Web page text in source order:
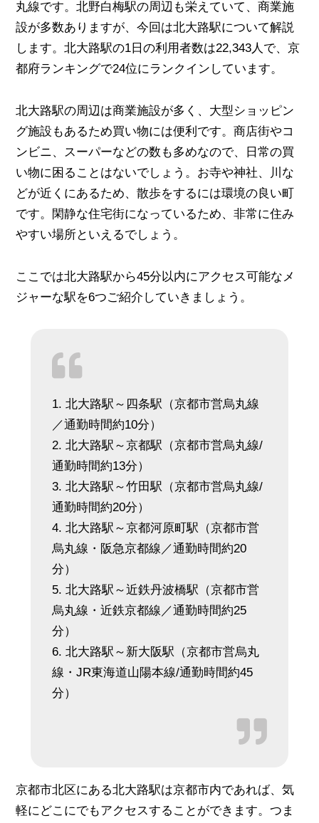
丸線です。北野白梅駅の周辺も栄えていて、商業施
設が多数ありますが、今回は北大路駅について解説
します。北大路駅の1日の利用者数は22,343人で、京
都府ランキングで24位にランクインしています。
北大路駅の周辺は商業施設が多く、大型ショッピン
グ施設もあるため買い物には便利です。商店街やコ
ンビニ、スーパーなどの数も多めなので、日常の買
い物に困ることはないでしょう。 お寺や神社、川な
どが近くにあるため、散歩をするには環境の良い町
です。閑静な住宅街になっているため、非常に住み
やすい場所といえるでしょう。
ここでは北大路駅から45分以内にアクセス可能なメ
ジャーな駅を6つご紹介していきましょう。
1. 北大路駅～四条駅（京都市営烏丸線
／通勤時間約10分）
2. 北大路駅～京都駅（京都市営烏丸線/
通勤時間約13分）
3. 北大路駅～竹田駅（京都市営烏丸線/
通勤時間約20分）
4. 北大路駅～京都河原町駅（京都市営
烏丸線・阪急京都線／通勤時間約20
分）
5. 北大路駅～近鉄丹波橋駅（京都市営
烏丸線・近鉄京都線／通勤時間約25
分）
6. 北大路駅～新大阪駅（京都市営烏丸
線・JR東海道山陽本線/通勤時間約45
分）
京都市北区にある北大路駅は京都市内であれば、気
軽にどこにでもアクセスすることができます。つま